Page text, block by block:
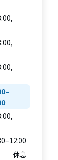
休息